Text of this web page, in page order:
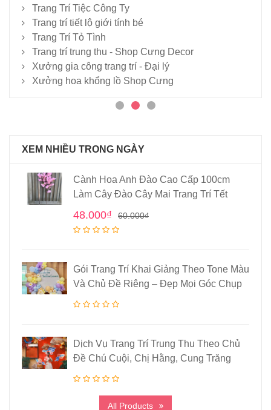
Trang Trí Tiệc Công Ty
Trang trí tiết lộ giới tính bé
Trang Trí Tỏ Tình
Trang trí trung thu - Shop Cưng Decor
Xưởng gia công trang trí - Đại lý
Xưởng hoa khổng lồ Shop Cưng
XEM NHIỀU TRONG NGÀY
Cành Hoa Anh Đào Cao Cấp 100cm
Làm Cây Đào Cây Mai Trang Trí Tết
60.000₫
48.000₫
Gói Trang Trí Khai Giảng Theo Tone Màu
Và Chủ Đề Riêng – Đẹp Mọi Góc Chụp
Dịch Vụ Trang Trí Trung Thu Theo Chủ
Đề Chú Cuội, Chị Hằng, Cung Trăng
All Products